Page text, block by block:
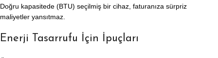
Doğru kapasitede (BTU) seçilmiş bir cihaz, faturanıza sürpriz
maliyetler yansıtmaz.
Enerji Tasarrufu İçin İpuçları